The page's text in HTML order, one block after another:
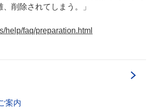
削除されてしまう。」
help/faq/preparation.html
案内